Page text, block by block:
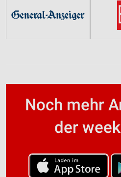
Noch mehr
der